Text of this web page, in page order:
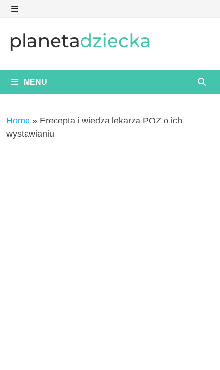
Skip
content
MENU
Home » Erecepta i wiedza lekarza POZ o ich
wystawianiu